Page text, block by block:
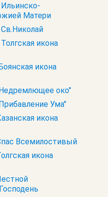
Ильинско-
Матери
икона
икона
око"
Ума"
икона
Всемилостивый
икона